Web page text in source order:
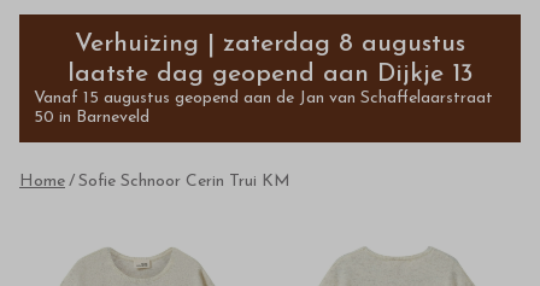
Sofie
Schnoor
Cerin
Trui
Verhuizing | zaterdag 8 augustus
laatste dag geopend aan Dijkje 13
Vanaf 15 augustus geopend aan de Jan van Schaffelaarstraat
50 in Barneveld
Home Sofie Schnoor Cerin Trui KM